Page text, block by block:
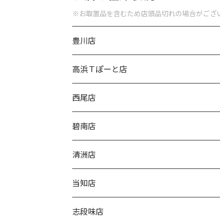
※お取置品を含むため店頭品切れの場合がござ
豊川店
高浜Ｔぽーと店
西尾店
碧南店
清洲店
当知店
志段味店